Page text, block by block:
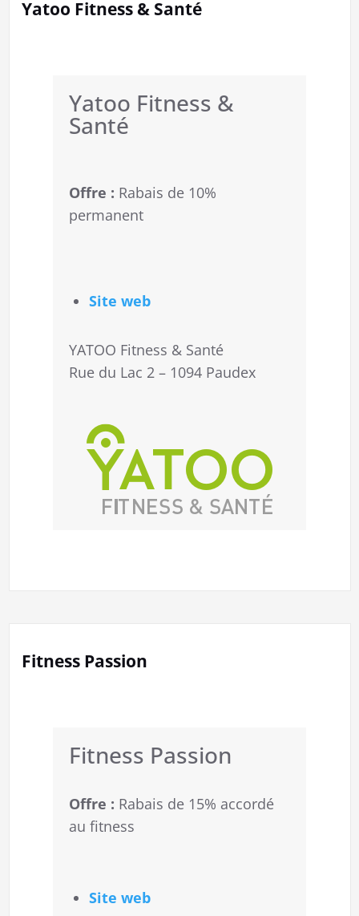
Yatoo Fitness & Santé
Yatoo Fitness &
Santé
Offre : Rabais de 10%
permanent
Site web
YATOO Fitness & Santé
Rue du Lac 2 – 1094 Paudex
Fitness Passion
Fitness Passion
Offre : Rabais de 15% accordé
au fitness
Site web